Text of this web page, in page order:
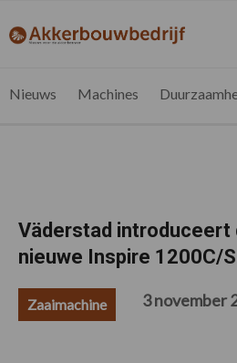
de
de
de
de
akkerbouwbedrijf.be
Nieuws
Nieuws Machines
Väderstad introduceert
nieuwe Inspire 1200C/S
Zaaimachine 3 november